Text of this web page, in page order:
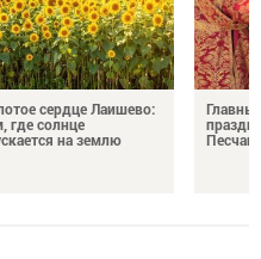
сердце Лаишево:
где солнце
на землю